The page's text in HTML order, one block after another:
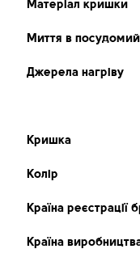
Матеріал кришки
Миття в
Джерела нагріву
Кришка
Колір
Країна реєстрації
Країна